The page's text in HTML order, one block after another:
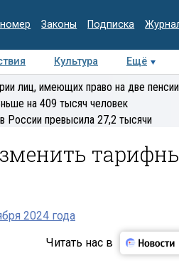
Законы Подписка
Культура Ещё
Интервью Колумнисты
лиц, имеющих право на две пенсии
на 409 тысяч человек
России превысила 27,2 тысячи
2024 года
Читать нас в